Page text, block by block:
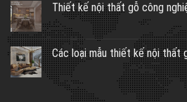
Thiết kế nội thất gỗ công
Các loại mẫu thiết kế nội thất